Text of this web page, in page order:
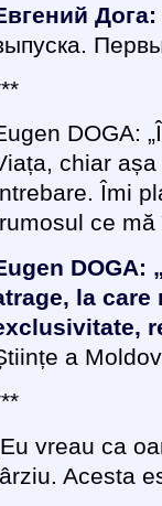
DOGA:
chiar
Îmi
ce
DOGA:
la care
a
vreau ca
Acesta